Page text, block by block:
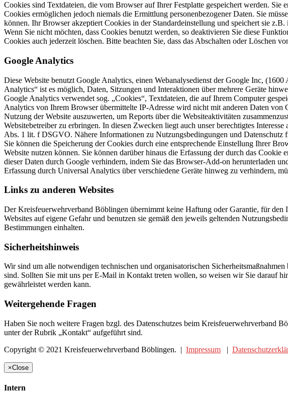
Cookies sind Textdateien, die vom Browser auf Ihrer Festplatte gespeichert werden.
Cookies ermöglichen jedoch niemals die Ermittlung personenbezogener Daten. Sie
können. Ihr Browser akzeptiert Cookies in der Standardeinstellung und speichert sie
Wenn Sie nicht möchten, dass Cookies benutzt werden, so deaktivieren Sie diese
Cookies auch jederzeit löschen. Bitte beachten Sie, dass das Abschalten oder Löschen
Google Analytics
Diese Website benutzt Google Analytics, einen Webanalysedienst der Google Inc,
Analytics“ ist es möglich, Daten, Sitzungen und Interaktionen über mehrere Geräte
Google Analytics verwendet sog. „Cookies“, Textdateien, die auf Ihrem Computer
Analytics von Ihrem Browser übermittelte IP-Adresse wird nicht mit anderen Daten
Nutzung der Website auszuwerten, um Reports über die Websiteaktivitäten
Websitebetreiber zu erbringen. In diesen Zwecken liegt auch unser berechtigtes
Abs. 1 lit. f DSGVO. Nähere Informationen zu Nutzungsbedingungen und Datenschutz
Sie können die Speicherung der Cookies durch eine entsprechende Einstellung Ihrer
Website nutzen können. Sie können darüber hinaus die Erfassung der durch das
dieser Daten durch Google verhindern, indem Sie das Browser-Add-on herunterladen
Erfassung durch Universal Analytics über verschiedene Geräte hinweg zu verhindern,
Links zu anderen Websites
Der Kreisfeuerwehrverband Böblingen übernimmt keine Haftung oder Garantie, für
Websites auf eigene Gefahr und benutzen sie gemäß den jeweils geltenden
Bestimmungen einhalten.
Sicherheitshinweis
Wir sind um alle notwendigen technischen und organisatorischen
sind. Sollten Sie mit uns per E-Mail in Kontakt treten wollen, so weisen wir Sie darauf
gewährleistet werden kann.
Weitergehende Fragen
Haben Sie noch weitere Fragen bzgl. des Datenschutzes beim
unter der Rubrik „Kontakt“ aufgeführt sind.
Copyright © 2021 Kreisfeuerwehrverband Böblingen. | Impressum |
×Close
Intern